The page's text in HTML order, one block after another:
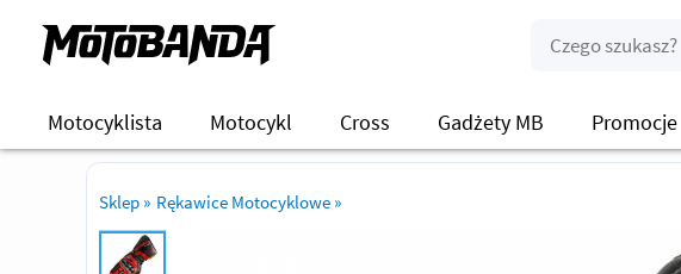
Motocyklista Motocykl Cross Gadżety MB Promocje
Sklep » Rękawice Motocyklowe »